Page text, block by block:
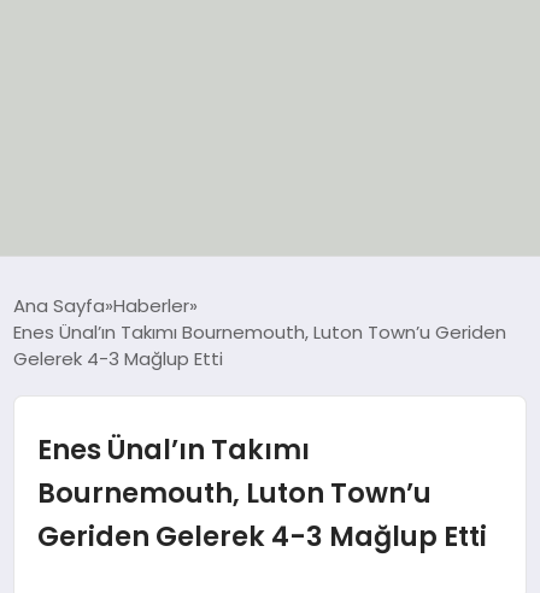
EKONOMİ
SPOR
Ana Sayfa Haberler
Enes Ünal’ın Takımı Bournemouth, Luton Town’u Geriden
Gelerek 4-3 Mağlup Etti
Enes Ünal’ın Takımı
Bournemouth, Luton Town’u
Geriden Gelerek 4-3 Mağlup Etti